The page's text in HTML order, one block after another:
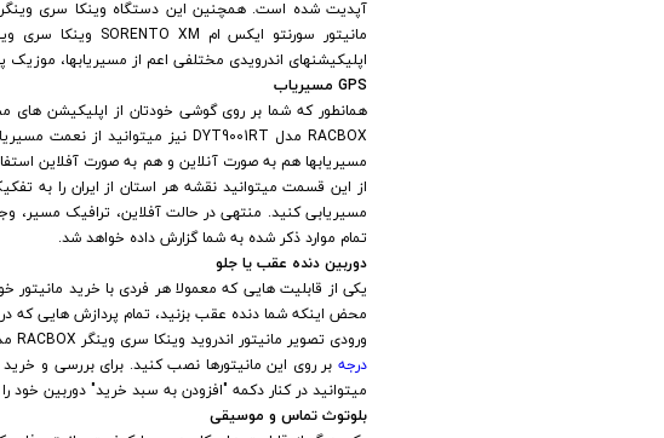
اپلیکیشنهای اندرویدی مختلفی اعم از مسیریابها، موزیک
GPS مسیریاب
همانطور که شما بر روی گوشی خودتان از اپلیکیشن های
RACBOX مدل DYT9001RT نیز میتوانید از نعمت مسیریابهایی همچون
مسیریابها هم به صورت آنلاین و هم به صورت آفلاین
از این قسمت میتوانید نقشه هر استان از ایران را به
مسیریابی کنید. منتهی در حالت آفلاین، ترافیک
تمام موارد ذکر شده به شما گزارش داده خواهد شد.
دوربین دنده عقب یا جلو
یکی از قابلیت هایی که معمولا هر فردی با خرید
محض اینکه شما دنده عقب بزنید، تمام پردازش هایی که
ورودی تصویر مانیتور اندروید وینکا سری وینگر RACBOX مدل DYT9001RT سورنتو ایکس ام است و با تمام دوربین ها سازگار است، حتی میتوانید پکیج
درجهبر روی این مانیتورها نصب کنید. برای بررسی و
میتوانید در کنار دکمه "افزودن به سبد خرید" دوربین خود
بلوتوث تماس و موسیقی